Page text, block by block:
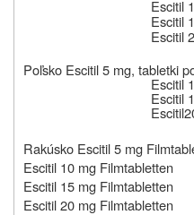
Escitil
Escitil
Escitil
Poľsko Escitil 5 mg, tabletki
Escitil
Escitil
Escitil
Rakúsko Escitil 5 mg
Escitil 10 mg Filmtabletten
Escitil 15 mg Filmtabletten
Escitil 20 mg Filmtabletten